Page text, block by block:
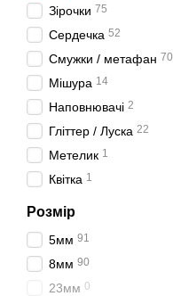
Зірочки 75
Сердечка 52
Смужки / метафан 70
Мішура 14
Наповнювачі 2
Гліттер / Луска 22
Метелик 1
Квітка 1
Розмір
5мм 91
8мм 90
23мм 0